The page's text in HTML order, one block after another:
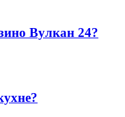
Вулкан 24?